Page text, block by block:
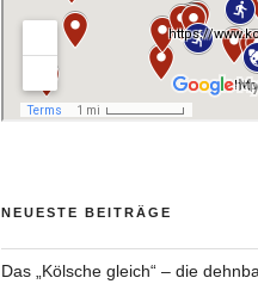
NEUESTE BEITRÄGE
Das „Kölsche gleich“ – die